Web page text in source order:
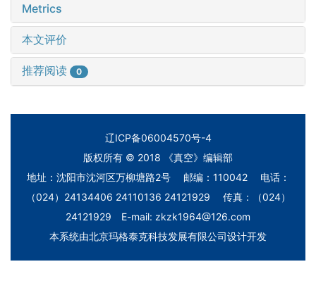
Metrics
本文评价
推荐阅读 0
辽ICP备06004570号-4
版权所有 © 2018 《真空》编辑部
地址：沈阳市沈河区万柳塘路2号 邮编：110042 电话：
（024）24134406 24110136 24121929 传真：（024）
24121929 E-mail: zkzk1964@126.com
本系统由北京玛格泰克科技发展有限公司设计开发